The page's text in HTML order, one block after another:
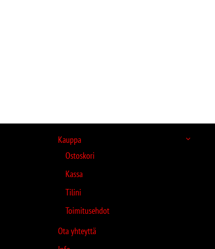
Kauppa
Ostoskori
Kassa
Tilini
Toimitusehdot
Ota yhteyttä